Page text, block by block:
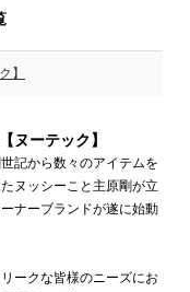
】
ヌーテック】
記から数々のアイテムを
ヌッシーこと主原剛が立
ナーブランドが遂に始動
ークな皆様のニーズにお